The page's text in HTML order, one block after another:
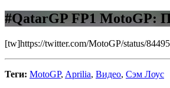
#QatarGP FP1 MotoGP:
[tw]https://twitter.com/MotoGP/status/
Теги: MotoGP, Aprilia, Видео, Сэм Лоус